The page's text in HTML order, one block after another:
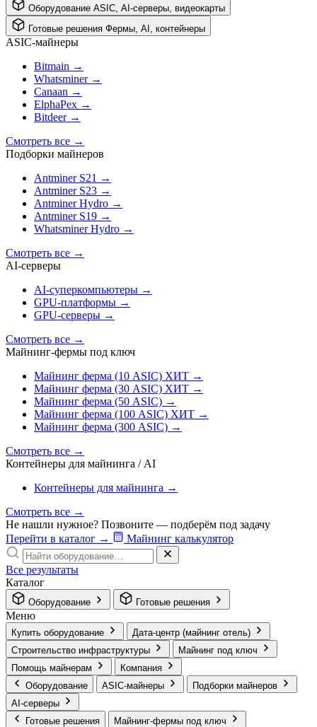
Оборудование ASIC, AI-серверы, видеокарты
Готовые решения Фермы, AI, контейнеры
ASIC-майнеры
Bitmain →
Whatsminer →
Canaan →
ElphaPex →
Bitdeer →
Смотреть все →
Подборки майнеров
Antminer S21 →
Antminer S23 →
Antminer Hydro →
Antminer S19 →
Whatsminer Hydro →
Смотреть все →
AI‑серверы
AI‑суперкомпьютеры →
GPU‑платформы →
GPU‑серверы →
Смотреть все →
Майнинг-фермы под ключ
Майнинг ферма (10 ASIC) ХИТ →
Майнинг ферма (30 ASIC) ХИТ →
Майнинг ферма (50 ASIC) →
Майнинг ферма (100 ASIC) ХИТ →
Майнинг ферма (300 ASIC) →
Смотреть все →
Контейнеры для майнинга / AI
Контейнеры для майнинга →
Смотреть все →
Не нашли нужное? Позвоните — подберём под задачу
Перейти в каталог → Майнинг калькулятор
Все результаты
Каталог
Оборудование Готовые решения
Меню
Купить оборудование
Дата-центр (майнинг отель)
Строительство инфраструктуры
Майнинг под ключ
Помощь майнерам
Компания
Оборудование
ASIC-майнеры
Подборки майнеров
AI‑серверы
Готовые решения
Майнинг-фермы под ключ